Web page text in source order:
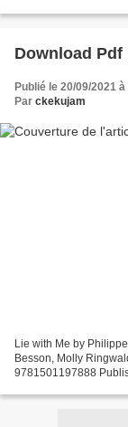
Download Pdf
Publié le 20/09/2021
Par ckekujam
Lie with Me by
Besson, Molly
9781501197888